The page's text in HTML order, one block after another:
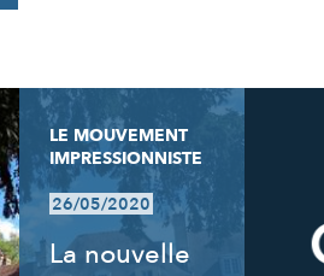
LE MOUVEMENT
IMPRESSIONNISTE
26/05/2020
La nouvelle